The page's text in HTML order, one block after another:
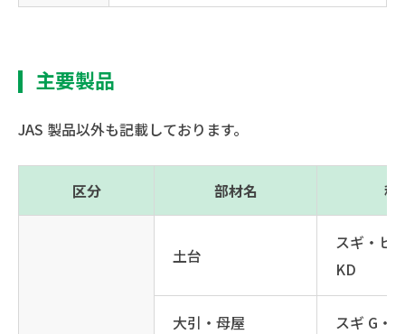
主要製品
JAS 製品以外も記載しております。
区分 部材名 種
土台
スギ・ヒ
KD
大引・母屋 スギ G・